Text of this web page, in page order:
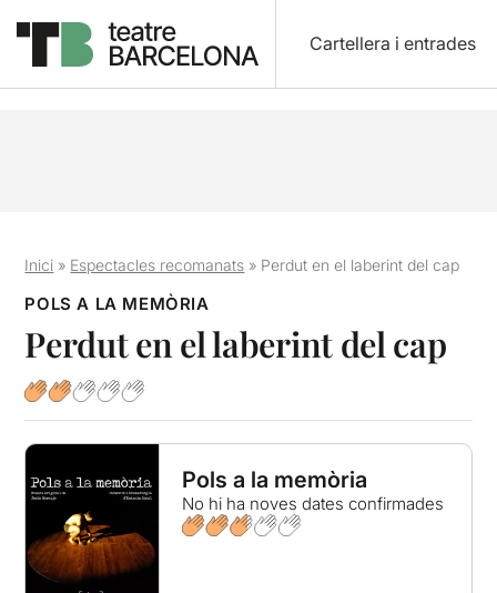
Cartellera i entrades
Inici » Espectacles recomanats » Perdut en el laberint del cap
POLS A LA MEMÒRIA
Perdut en el laberint del cap
Pols a la memòria
No hi ha noves dates confirmades